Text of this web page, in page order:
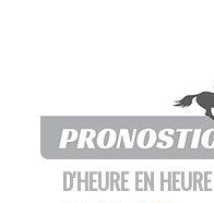
D'HEURE EN HEURE